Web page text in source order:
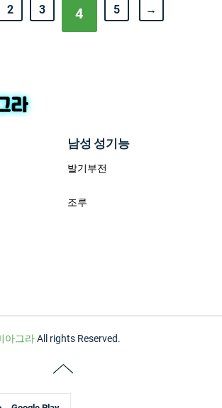
2 3 4 5 →
남성 성기능
발기부전
조루
아그라All rights Reserved.